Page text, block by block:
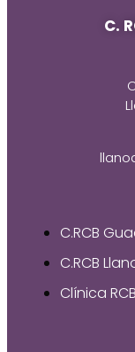
C.
C.RCB
C.RCB
Clínica RCB